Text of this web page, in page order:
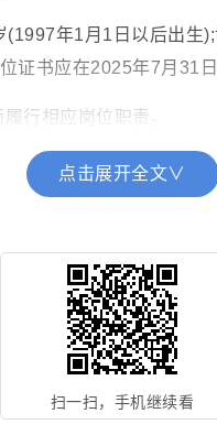
年1月1日以后出生
证书应在2025年7月31日
行相应岗位职责。
违反《事业单位公开招
未满的人员;
被开除公职的人员、受
点击展开全文∨
扫一扫，手机继续看